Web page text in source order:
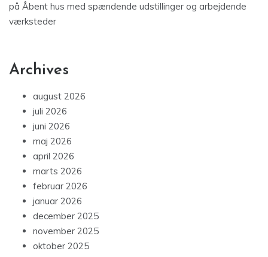
på Åbent hus med spændende udstillinger og arbejdende
værksteder
Archives
august 2026
juli 2026
juni 2026
maj 2026
april 2026
marts 2026
februar 2026
januar 2026
december 2025
november 2025
oktober 2025